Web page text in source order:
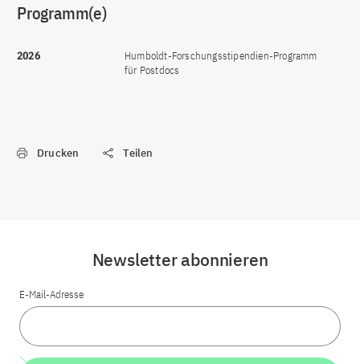
Programm(e)
2026
Humboldt-Forschungsstipendien-Programm
für Postdocs
Drucken Teilen
Newsletter abonnieren
E-Mail-Adresse